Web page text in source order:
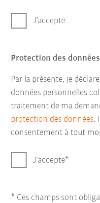
J’accepte
Protection des données
Par la présente, je
données personnelles
traitement de ma
protection des données.
consentement à tout
J’accepte
* Ces champs sont